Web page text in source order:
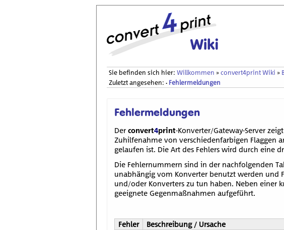
Sie befinden sich hier:Willkommen »convert4print Wiki »
Zuletzt angesehen: • Fehlermeldungen
Fehlermeldungen
Der convert4print-Konverter/Gateway-Server
Zuhilfenahme von verschiedenfarbigen Flaggen
gelaufen ist. Die Art des Fehlers wird durch eine
Die Fehlernummern sind in der nachfolgenden
unabhängig vom Konverter benutzt werden und
und/oder Konverters zu tun haben. Neben einer
geeignete Gegenmaßnahmen aufgeführt.
Fehler
Beschreibung / Ursache